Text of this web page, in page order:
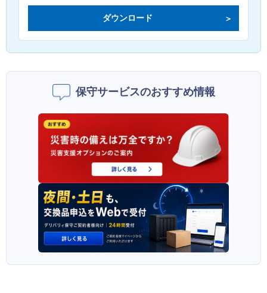
ダウンロード
保守サービスのおすすめ情報